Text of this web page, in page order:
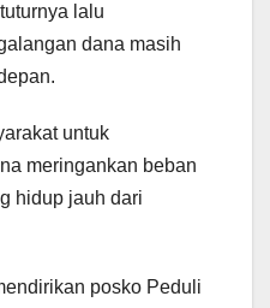
lalu
dana masih
untuk
meringankan beban
hidup jauh dari
posko Peduli